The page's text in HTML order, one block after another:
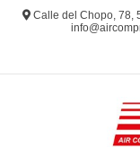
Calle del Chopo, 78,